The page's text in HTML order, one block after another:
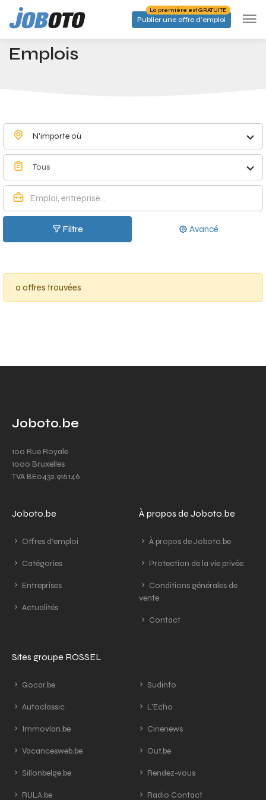
Skip to main content
Publier une offre d'emploi
La première est GRATUITE
Accueil Emplois à Falaën - Joboto
Emplois
N'importe où
Tous
Filtre Avancé
0 offres trouvées
Joboto.be
100 Rue Royale
1000 Bruxelles
TVA BE0432.916.146
Joboto.be
Offres d'emploi
Catégories
Entreprises
Actualités
À propos de Joboto.be
À propos de Joboto.be
Protection de la vie privée
Conditions générales de
vente
Contact
Sites groupe ROSSEL
Gocar.be
Autoclassic
Immovlan.be
Vacancesweb.be
Sillonbelge.be
RULA.be
Sudinfo
L'Echo
Cinenews
Out.be
Rendez-vous
Radio Contact